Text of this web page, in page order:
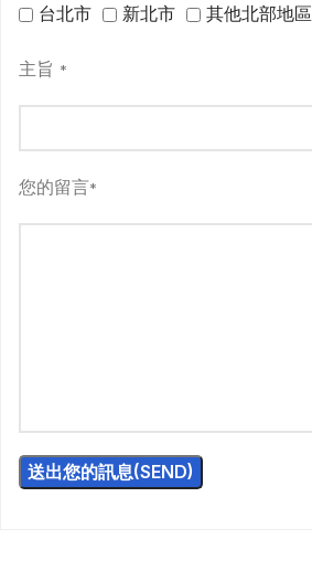
台北市 新北市 其他北部地區
主旨 *
您的留言*